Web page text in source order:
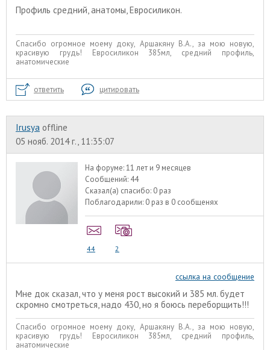
Профиль средний, анатомы, Евросиликон.
Спасибо огромное моему доку, Аршакяну В.А., за мою новую,
красивую грудь! Евросиликон 385мл, средний профиль,
анатомические
ответить цитировать
Irusya offline
05 нояб. 2014 г., 11:35:07
На форуме:11 лет и 9 месяцев
Сообщений: 44
Сказал(а) спасибо: 0 раз
Поблагодарили: 0 раз в 0 сообщенях
44 2
ссылка на сообщение
Мне док сказал, что у меня рост высокий и 385 мл. будет
скромно смотреться, надо 430, но я боюсь переборщить!!!
Спасибо огромное моему доку, Аршакяну В.А., за мою новую,
красивую грудь! Евросиликон 385мл, средний профиль,
анатомические